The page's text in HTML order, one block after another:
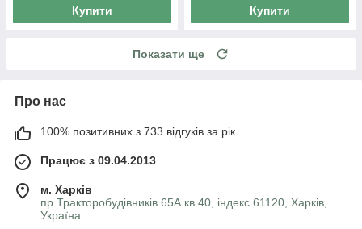
Купити Купити
Показати ще
Про нас
100% позитивних з 733 відгуків за рік
Працює з 09.04.2013
м. Харків
пр Тракторобудівників 65А кв 40, індекс 61120, Харків,
Україна